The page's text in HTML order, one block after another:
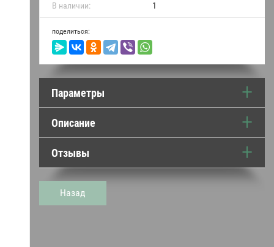
В наличии: 1
поделиться:
Параметры
Описание
Отзывы
Назад